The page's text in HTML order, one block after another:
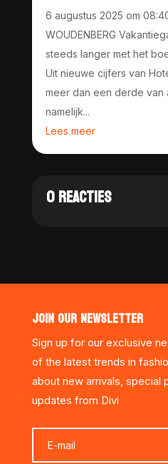
6 augustus 2025 om
WOUDENBERG
steeds langer met het
Uit nieuwe cijfers van
meer dan een derde van
namelijk...
Lees meer
0 REACTIES
JOIN OUR NEWSLETTER
Sign up for our exclusive
of the latest trends in
about new arrivals, special
updates from Divi